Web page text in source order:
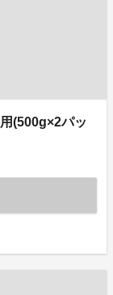
(500g×2パッ